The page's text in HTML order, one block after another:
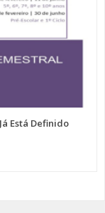
Está Definido